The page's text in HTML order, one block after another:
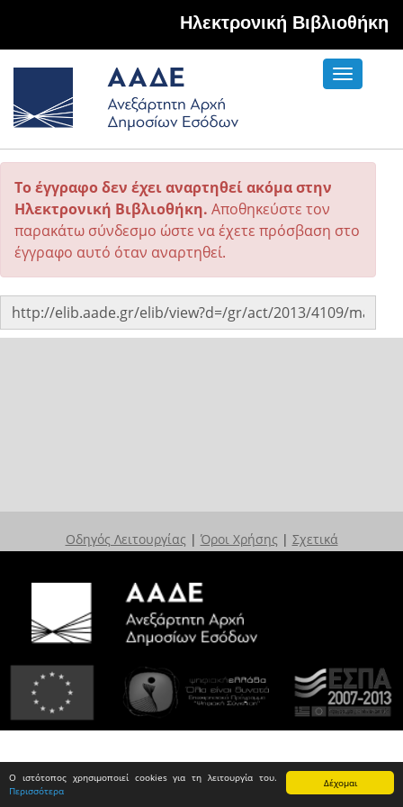
Δέχομαι
Ο ιστότοπος χρησιμοποιεί cookies για τη λειτουργία του.
Περισσότερα
Hλεκτρονική Βιβλιοθήκη
Toggle
Το έγγραφο δεν έχει αναρτηθεί ακόμα στην
Ηλεκτρονική Βιβλιοθήκη. Αποθηκεύστε τον
παρακάτω σύνδεσμο ώστε να έχετε πρόσβαση στο
έγγραφο αυτό όταν αναρτηθεί.
Οδηγός Λειτουργίας | Όροι Χρήσης | Σχετικά